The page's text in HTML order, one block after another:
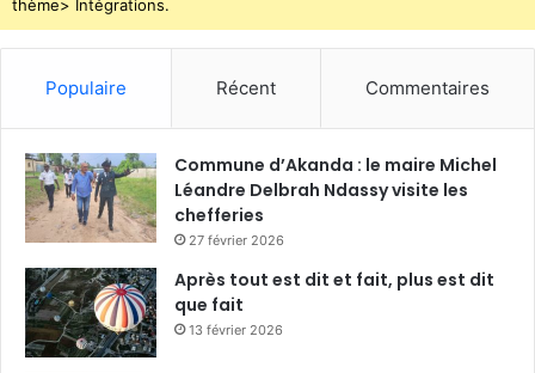
thème> Intégrations.
Populaire Récent Commentaires
Commune d’Akanda : le maire Michel
Léandre Delbrah Ndassy visite les
chefferies
27 février 2026
Après tout est dit et fait, plus est dit
que fait
13 février 2026